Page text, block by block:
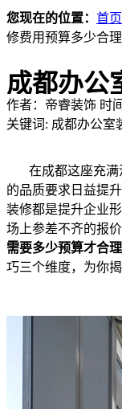
您现在的位置： 首页
修费用预算多少合
成都办公
合理？
作者：帝睿装饰 时
关键词: 成都办公室
在成都这座充满
的品质要求日益提
装修都是提升企业
场上参差不齐的报
需要多少预算才合理
巧三个维度，为你